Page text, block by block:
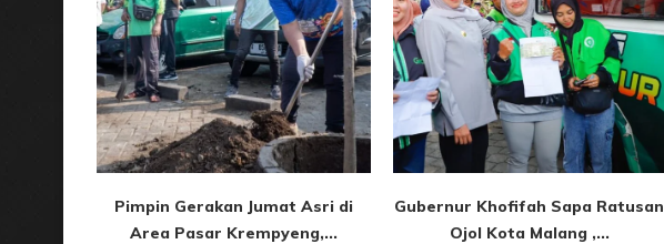
Pimpin Gerakan Jumat Asri di
Area Pasar Krempyeng,...
Gubernur Khofifah Sapa Ratusan
Ojol Kota Malang ,...